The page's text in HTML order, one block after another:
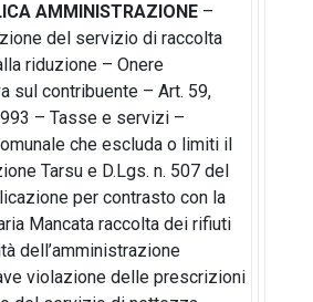
AMMINISTRAZIONE –
del servizio di raccolta
riduzione – Onere
sul contribuente – Art. 59,
– Tasse e servizi –
che escluda o limiti il
Tarsu e D.Lgs. n. 507 del
per contrasto con la
Mancata raccolta dei rifiuti
dell’amministrazione
violazione delle prescrizioni